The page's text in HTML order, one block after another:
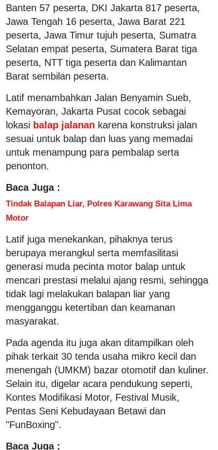
Banten 57 peserta, DKI Jakarta 817 peserta,
Jawa Tengah 16 peserta, Jawa Barat 221
peserta, Jawa Timur tujuh peserta, Sumatra
Selatan empat peserta, Sumatera Barat tiga
peserta, NTT tiga peserta dan Kalimantan
Barat sembilan peserta.
Latif menambahkan Jalan Benyamin Sueb,
Kemayoran, Jakarta Pusat cocok sebagai
lokasi balap jalanan karena konstruksi jalan
sesuai untuk balap dan luas yang memadai
untuk menampung para pembalap serta
penonton.
Baca Juga :
Tindak Balapan Liar, Polres Karawang Sita Lima
Motor
Latif juga menekankan, pihaknya terus
berupaya merangkul serta memfasilitasi
generasi muda pecinta motor balap untuk
mencari prestasi melalui ajang resmi, sehingga
tidak lagi melakukan balapan liar yang
mengganggu ketertiban dan keamanan
masyarakat.
Pada agenda itu juga akan ditampilkan oleh
pihak terkait 30 tenda usaha mikro kecil dan
menengah (UMKM) bazar otomotif dan kuliner.
Selain itu, digelar acara pendukung seperti,
Kontes Modifikasi Motor, Festival Musik,
Pentas Seni Kebudayaan Betawi dan
"FunBoxing".
Baca Juga :